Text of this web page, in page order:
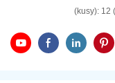
(kusy): 12